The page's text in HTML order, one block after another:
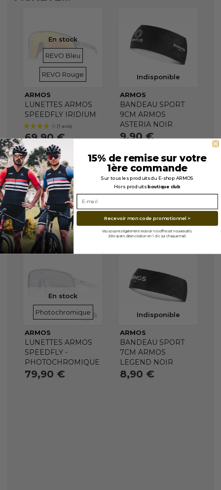
En stock
VERRES
REVO Bleu
VERRES
REVO Rouge
ARMOS
LUNETTES ARMOS
SPEEDFLY IRIDIUM
69,90 €
Indisponible
ARMOS
BANDEAU SPORT
9CM ARMOS
ASTERIA NOIR
9,90 €
En stock
VERRES
Photochromique
ARMOS
LUNETTES ARMOS
SPEEDFLY -
PHOTOCHROMIQUE
79,90 €
Indisponible
ARMOS
BANDEAU SPORT
7CM ARMOS
LEGEND NOIR
8,90 €
15% de remise sur votre
1ère commande
Sur tous les produits du E-shop ARMOS
Hors produitsboutique club
Recevoir mon code promotionnel >
Vous pourrez également recevoir nos offres et nouveautés.
Zéro spam, désincription en 1 clic sur chaque mail.